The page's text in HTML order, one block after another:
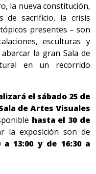
la nueva constitución,
de sacrificio, la crisis
presentes – son
esculturas y
la gran Sala de
en un recorrido
el sábado 25 de
de Artes Visuales
hasta el 30 de
la exposición son de
13:00 y de 16:30 a